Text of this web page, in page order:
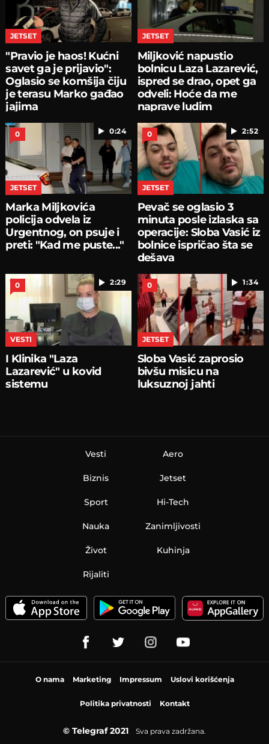
JETSET
"Pravio je haos! Kućni
savet ga je prijavio":
Oglasio se komšija čiju
je terasu Marko gađao
jajima
JETSET
Miljković napustio
bolnicu Laza Lazarević,
ispred se drao, opet ga
odveli: Hoće da me
naprave ludim
0:24
0
JETSET
Marka Miljkovića
policija odvela iz
Urgentnog, on psuje i
preti: "Kad me puste..."
2:52
0
JETSET
Pevač se oglasio 3
minuta posle izlaska sa
operacije: Sloba Vasić iz
bolnice ispričao šta se
dešava
2:29
0
VESTI
I Klinika "Laza
Lazarević" u kovid
sistemu
1:34
0
JETSET
Sloba Vasić zaprosio
bivšu misicu na
luksuznoj jahti
Vesti
Biznis
Sport
Nauka
Aero
Jetset
Hi-Tech
Zanimljivosti
Život Kuhinja
Rijaliti
O nama Marketing Impressum Uslovi korišćenja
Politika privatnosti Kontakt
© Telegraf 2021 Sva prava zadržana.